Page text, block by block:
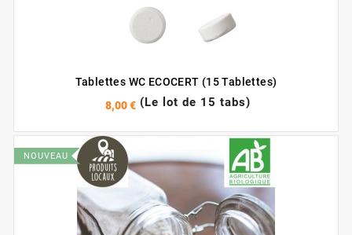
Tablettes WC ECOCERT (15 Tablettes)
8,00 € (Le lot de 15 tabs)
NOUVEAU